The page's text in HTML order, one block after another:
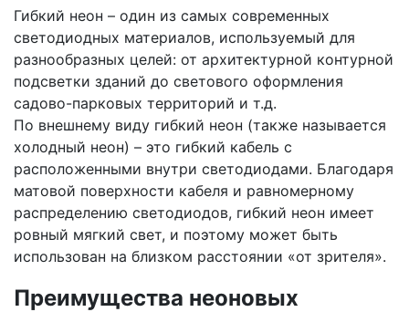
Гибкий неон – один из самых современных
светодиодных материалов, используемый для
разнообразных целей: от архитектурной контурной
подсветки зданий до светового оформления
садово-парковых территорий и т.д.
По внешнему виду гибкий неон (также называется
холодный неон) – это гибкий кабель с
расположенными внутри светодиодами. Благодаря
матовой поверхности кабеля и равномерному
распределению светодиодов, гибкий неон имеет
ровный мягкий свет, и поэтому может быть
использован на близком расстоянии «от зрителя».
Преимущества неоновых